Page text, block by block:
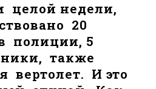
целой недели,
20
полиции, 5
также
вертолет. И это